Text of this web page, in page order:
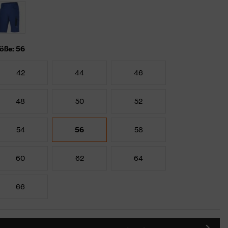
56
42 44 46
48 50 52
54 56 58
60 62 64
66